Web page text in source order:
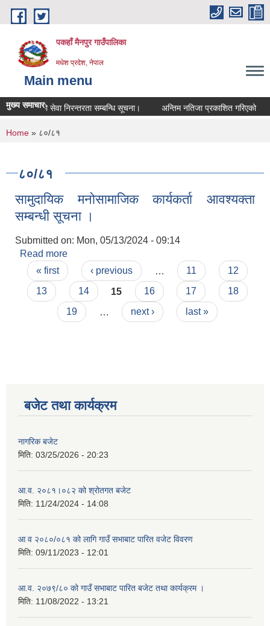
Skip to main content
पकहाँ मैनपुर गाउँपालिका
मधेश प्रदेश, नेपाल
Main menu
मुख्य समाचारसेवा निरन्तरता सम्बन्धि सूचना। अन्तिम नतिजा प्रकाशित गरिएको
You are here
Home » ८०/८१
८०/८१
सामुदायिक मनोसामाजिक कार्यकर्ता आवश्यक्ता
सम्बन्धी सूचना ।
Submitted on: Mon, 05/13/2024 - 09:14
Read more
सम्बन्धी सूचना ।
Pages
« first ‹ previous 11
12
13
14 15 16 17
18
19
next › last »
बजेट तथा कार्यक्रम
नागरिक बजेट
मिति: 03/25/2026 - 20:23
आ.व. २०८१।०८२ को श्रोतगत बजेट
मिति: 11/24/2024 - 14:08
आ व २०८०/०८१ को लागि गाउँ सभाबाट पारित वजेट विवरण
मिति: 09/11/2023 - 12:01
आ.व. २०७९/८० को गाउँ सभाबाट पारित बजेट तथा कार्यक्रम ।
मिति: 11/08/2022 - 13:21